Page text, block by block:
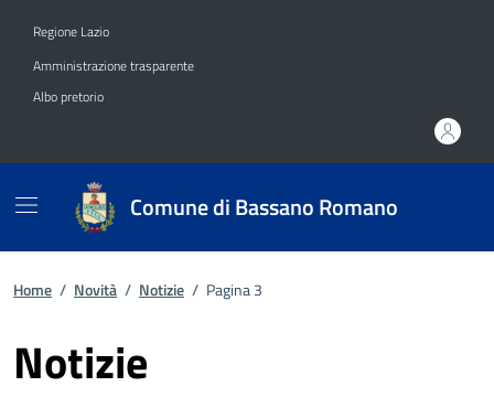
Regione Lazio
Amministrazione trasparente
Albo pretorio
Comune di Bassano Romano
Home / Novità / Notizie / Pagina 3
Notizie